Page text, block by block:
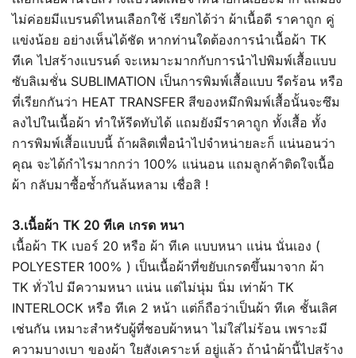
ไม่ค่อยมีแบรนด์ไหนเลือกใช้ เรียกได้ว่า ผ้าเนื้อดี ราคาถูก คู่
แข่งน้อย อย่างเห็นได้ชัด หากท่านใดต้องการนำเนื้อผ้า TK
ทีเค ไปสร้างแบรนด์ จะเหมาะมากกับการนำไปพิมพ์เสื้อแบบ
ซับลิเมชั่น SUBLIMATION เป็นการพิมพ์เสื้อแบบ รีดร้อน หรือ
ที่เรียกกันว่า HEAT TRANSFER สีของหมึกพิมพ์เสื้อนั้นจะซึม
ลงไปในเนื้อผ้า ทำให้รีดทับได้ แถมยังมีราคาถูก ทั้งเสื้อ ทั้ง
การพิมพ์เสื้อแบบนี้ ถ้าผลิตเพื่อนำไปจำหน่ายละก็ แน่นอนว่า
คุณ จะได้กำไรมากกว่า 100% แน่นอน แถมลูกค้าติดใจเนื้อ
ผ้า กลับมาซื้อซ้ำกันล้นหลาม เชื่อสิ !
3.เนื้อผ้า TK 20 ทีเค เกรด หนา
เนื้อผ้า TK เบอร์ 20 หรือ ผ้า ทีเค แบบหนา แน่น นั่นเอง (
POLYESTER 100% ) เป็นเนื้อผ้าที่ขยับเกรดขึ้นมาจาก ผ้า
TK ทั่วไป มีความหนา แน่น แต่ไม่นุ่ม นิ่ม เท่าผ้า TK
INTERLOCK หรือ ทีเค 2 หน้า แต่ก็ถือว่าเป็นผ้า ทีเค ชั้นเลิศ
เช่นกัน เหมาะสำหรับผู้ที่ชอบผ้าหนา ไม่ใส่ไม่ร้อน เพราะมี
ความบางเบา ของผ้า ใยสังเคราะห์ อยู่แล้ว ถ้านำผ้านี้ไปสร้าง